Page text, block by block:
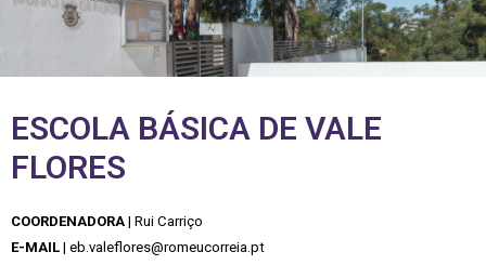
ESCOLA BÁSICA DE VALE
FLORES
COORDENADORA | Rui Carriço
E-MAIL | eb.valeflores@romeucorreia.pt